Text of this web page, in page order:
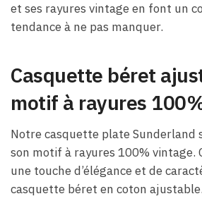
et ses rayures vintage en font un
tendance à ne pas manquer.
Casquette béret
motif à rayures
Notre casquette plate Sunderland
son motif à rayures 100% vintage.
une touche d’élégance et de
casquette béret en coton ajustable.